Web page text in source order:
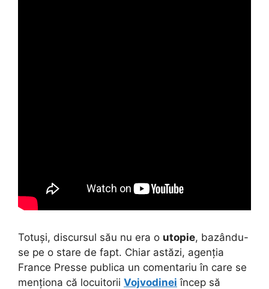
Totuși, discursul său nu era o utopie, bazându-
se pe o stare de fapt. Chiar astăzi, agenția
France Presse publica un comentariu în care se
menționa că locuitorii Vojvodinei încep să